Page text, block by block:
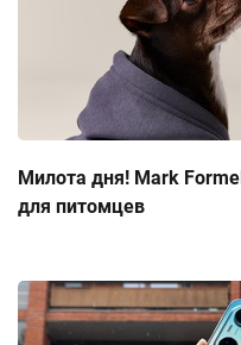
Милота дня! Mark
для питомцев